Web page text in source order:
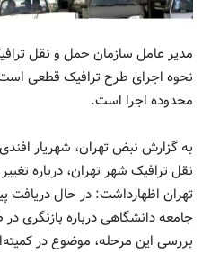
مدیر عامل سازمان حمل و نقل
نحوه اجرای طرح ترافیک قطعی
محدوده اجرا است.
به گزارش نبض تهران، شهریار
نقل ترافیک شهر تهران، درباره
تهران اظهارداشت: در حال دریافت
جامعه دانشگاهی درباره بازنگری
بررسی این مرحله، موضوع در